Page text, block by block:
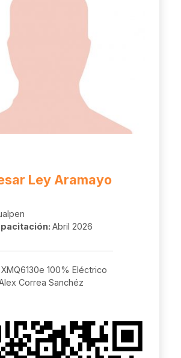
Ley Aramayo
Abril 2026
100% Eléctrico
Correa Sanchéz